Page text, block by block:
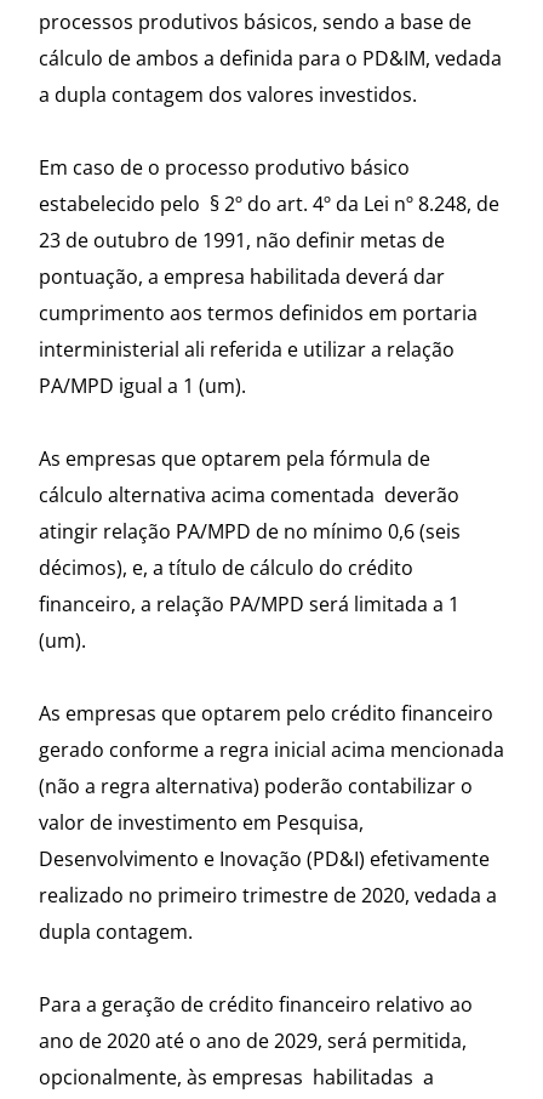
processos produtivos básicos, sendo a base de
cálculo de ambos a definida para o PD&IM, vedada
a dupla contagem dos valores investidos.
Em caso de o processo produtivo básico
estabelecido pelo § 2º do art. 4º da Lei nº 8.248, de
23 de outubro de 1991, não definir metas de
pontuação, a empresa habilitada deverá dar
cumprimento aos termos definidos em portaria
interministerial ali referida e utilizar a relação
PA/MPD igual a 1 (um).
As empresas que optarem pela fórmula de
cálculo alternativa acima comentada deverão
atingir relação PA/MPD de no mínimo 0,6 (seis
décimos), e, a título de cálculo do crédito
financeiro, a relação PA/MPD será limitada a 1
(um).
As empresas que optarem pelo crédito financeiro
gerado conforme a regra inicial acima mencionada
(não a regra alternativa) poderão contabilizar o
valor de investimento em Pesquisa,
Desenvolvimento e Inovação (PD&I) efetivamente
realizado no primeiro trimestre de 2020, vedada a
dupla contagem.
Para a geração de crédito financeiro relativo ao
ano de 2020 até o ano de 2029, será permitida,
opcionalmente, às empresas habilitadas a